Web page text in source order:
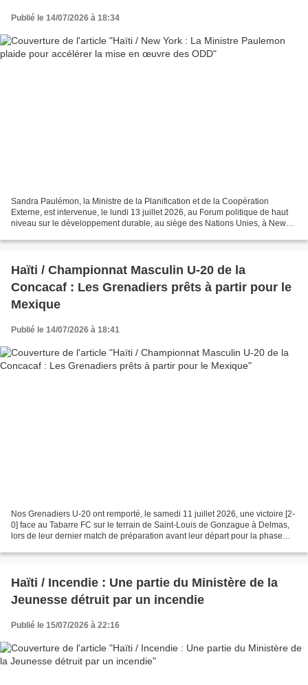
Publié le 14/07/2026 à 18:34
Sandra Paulémon, la Ministre de la Planification et de la Coopération
Externe, est intervenue, le lundi 13 juillet 2026, au Forum politique de haut
niveau sur le développement durable, au siège des Nations Unies, à New
Haïti / Championnat Masculin U-20 de la
Concacaf : Les Grenadiers prêts à partir pour le
Mexique
Publié le 14/07/2026 à 18:41
Nos Grenadiers U-20 ont remporté, le samedi 11 juillet 2026, une victoire [2-
0] face au Tabarre FC sur le terrain de Saint-Louis de Gonzague à Delmas,
lors de leur dernier match de préparation avant leur départ pour la phase
Haïti / Incendie : Une partie du Ministère de la
Jeunesse détruit par un incendie
Publié le 15/07/2026 à 22:16